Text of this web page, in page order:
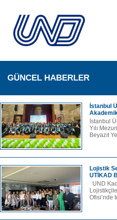
GÜNCEL HABERLER
İstanbul
İstanbul
Yılı
Beyazıt
Lojistik
UTİKAD
UND
Ofisi’nde